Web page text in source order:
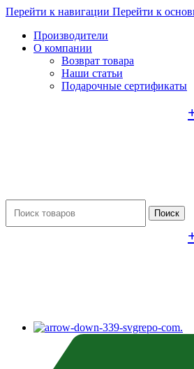
Перейти к навигации Перейти к
Производители
О компании
Возврат товара
Наши статьи
Подарочные сертификаты
Поиск
.